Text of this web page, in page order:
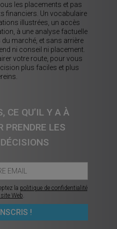
les placements et pas
financiers. Un vocabulaire
illustrées, un accès
à une analyse factuelle
marché, et sans arrière
ni conseil ni placement.
votre route, pour vous
plus faciles et plus
CE QU’IL Y A À
PRENDRE LES
la politique de confidentialité
site Web.